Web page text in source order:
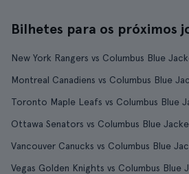
Bilhetes para os próximos
New York Rangers vs Columbus Blue
Montreal Canadiens vs Columbus Blue
Toronto Maple Leafs vs Columbus Blue
Ottawa Senators vs Columbus Blue
Vancouver Canucks vs Columbus Blue
Vegas Golden Knights vs Columbus Blue